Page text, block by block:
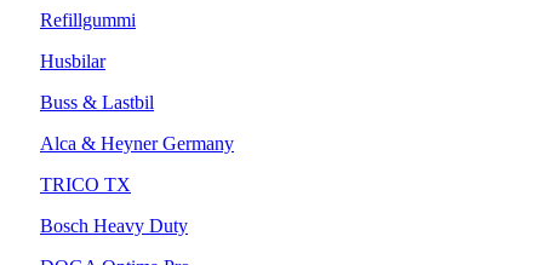
Refillgummi
Husbilar
Buss & Lastbil
Alca & Heyner Germany
TRICO TX
Bosch Heavy Duty